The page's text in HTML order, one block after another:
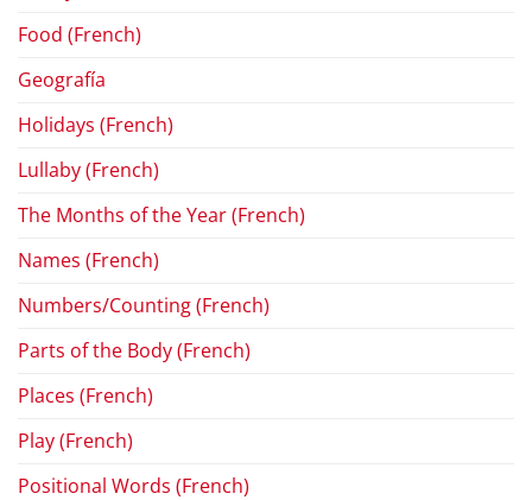
Food (French)
Geografía
Holidays (French)
Lullaby (French)
The Months of the Year (French)
Names (French)
Numbers/Counting (French)
Parts of the Body (French)
Places (French)
Play (French)
Positional Words (French)